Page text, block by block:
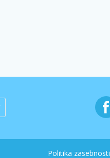
Politika zasebnosti